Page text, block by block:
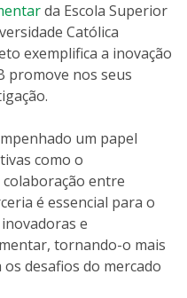
da Escola Superior
Católica
exemplifica a inovação
promove nos seus
um papel
como o
colaboração entre
é essencial para o
e
tornando-o mais
desafios do mercado